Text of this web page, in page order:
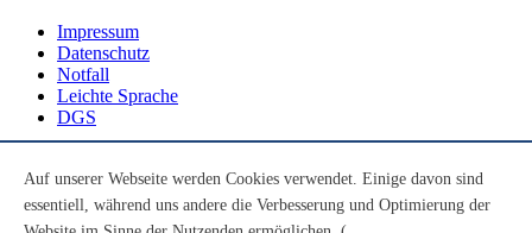
Impressum
Datenschutz
Notfall
Leichte Sprache
DGS
Youtube
Auf unserer Webseite werden Cookies verwendet. Einige davon sind
essentiell, während uns andere die Verbesserung und Optimierung der